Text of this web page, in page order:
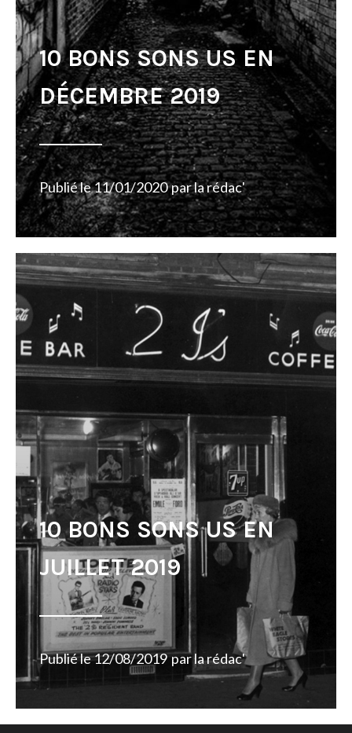
10 BONS SONS US EN
DÉCEMBRE 2019
Publié le11/01/2020 parla rédac'
10 BONS SONS US EN
JUILLET 2019
Publié le12/08/2019 parla rédac'